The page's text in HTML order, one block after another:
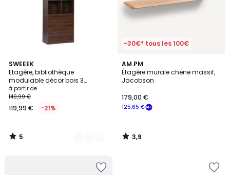
SWEEEK
Etagère, bibliothèque
modulable décor bois 3
éléments - 3 tiroirs 8 niches
KOMPO
à partir de
149,99 €
119,99 € -21%
5
/
5
3
Couleurs
5
/
-30€* tous les 100€
AM.PM
Étagère murale chêne massif,
Jacobson
125,65 €
179,00 €
3,9
/ 5
3,9
/